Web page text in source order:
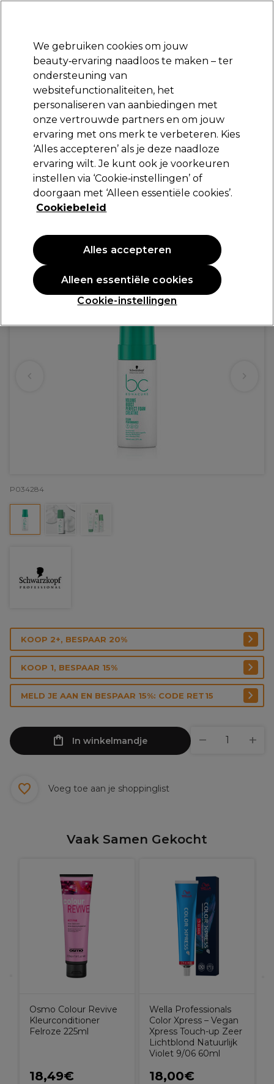
Aanmelden
Merken Deals Haar Elektra
Volgende dag geleverd*
Na verzending, maandag t/m vrijdag
Schwarzkopf Professional
Schwarzkopf Professional Bonacure Volume
Boost Perfect Foam 150ml
(0
PROMOTIE
P034284
KOOP 2+, BESPAAR 20%
KOOP 1, BESPAAR 15%
MELD JE AAN EN BESPAAR 15%: CODE RET15
In winkelmandje
Voeg toe aan je shoppinglist
Vaak Samen Gekocht
Osmo Colour Revive
Kleurconditioner
Felroze 225ml
18,49€
Wella Professionals
Color Xpress – Vegan
Xpress Touch-up Zeer
Lichtblond Natuurlijk
Violet 9/06 60ml
18,00€
We gebruiken cookies om jouw
beauty‑ervaring naadloos te maken – ter
ondersteuning van
websitefunctionaliteiten, het
personaliseren van aanbiedingen met
onze vertrouwde partners en om jouw
ervaring met ons merk te verbeteren. Kies
‘Alles accepteren’ als je deze naadloze
ervaring wilt. Je kunt ook je voorkeuren
instellen via ‘Cookie‑instellingen’ of
doorgaan met ‘Alleen essentiële cookies’.
Cookiebeleid
Cookie-instellingen
Alleen essentiële cookies
Alles accepteren